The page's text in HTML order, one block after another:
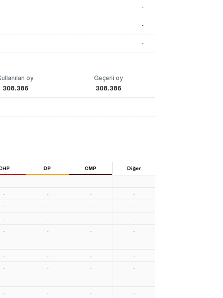
-
-
-
oy
308.386
Geçerli oy
308.386
DP CMP Diğer
- - - -
- - - -
- - - -
- - - -
- - - -
- - - -
- - - -
- - - -
- - - -
- - - -